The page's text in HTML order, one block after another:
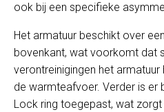
ook bij een specifieke
Het armatuur beschikt over
bovenkant, wat voorkomt dat
verontreinigingen het armatuur
de warmteafvoer. Verder is er
Lock ring toegepast, wat